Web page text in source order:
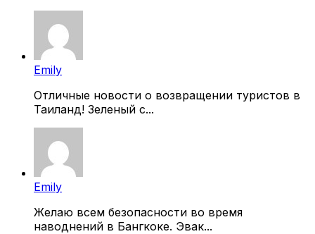
Emily
Отличные новости о возвращении туристов в
Таиланд! Зеленый с...
Emily
Желаю всем безопасности во время
наводнений в Бангкоке. Эвак...